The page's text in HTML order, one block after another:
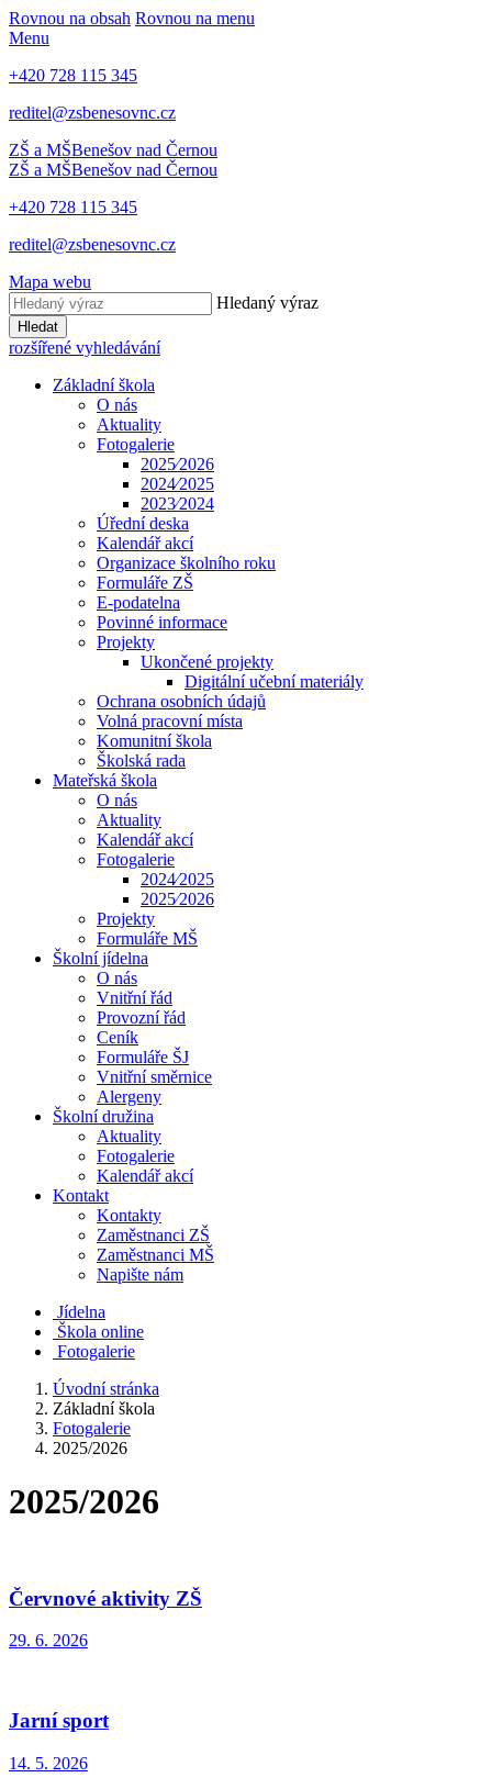
Rovnou na obsah Rovnou na menu
Menu
+420 728 115 345
reditel@zsbenesovnc.cz
ZŠ a MŠBenešov nad Černou
ZŠ a MŠBenešov nad Černou
+420 728 115 345
reditel@zsbenesovnc.cz
Mapa webu
Hledaný výraz
Hledat
rozšířené vyhledávání
Základní škola
O nás
Aktuality
Fotogalerie
2025⁄2026
2024⁄2025
2023⁄2024
Úřední deska
Kalendář akcí
Organizace školního roku
Formuláře ZŠ
E-podatelna
Povinné informace
Projekty
Ukončené projekty
Digitální učební materiály
Ochrana osobních údajů
Volná pracovní místa
Komunitní škola
Školská rada
Mateřská škola
O nás
Aktuality
Kalendář akcí
Fotogalerie
2024⁄2025
2025⁄2026
Projekty
Formuláře MŠ
Školní jídelna
O nás
Vnitřní řád
Provozní řád
Ceník
Formuláře ŠJ
Vnitřní směrnice
Alergeny
Školní družina
Aktuality
Fotogalerie
Kalendář akcí
Kontakt
Kontakty
Zaměstnanci ZŠ
Zaměstnanci MŠ
Napište nám
Jídelna
Škola online
Fotogalerie
Úvodní stránka
Základní škola
Fotogalerie
2025/2026
2025/2026
Červnové aktivity ZŠ
29. 6. 2026
Jarní sport
14. 5. 2026